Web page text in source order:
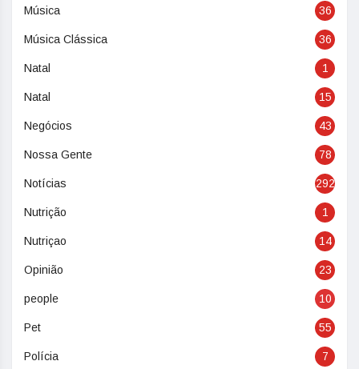
Música 36
Música Clássica 36
Natal 1
Natal 15
Negócios 43
Nossa Gente 78
Notícias 292
Nutrição 1
Nutriçao 14
Opinião 23
people 10
Pet 55
Polícia 7